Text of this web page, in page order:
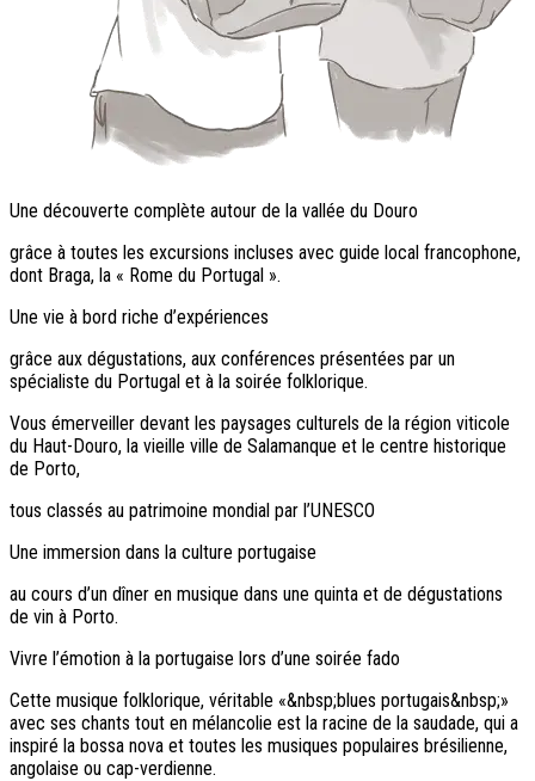
Une découverte complète autour de la vallée du Douro
grâce à toutes les excursions incluses avec guide local francophone,
dont Braga, la « Rome du Portugal ».
Une vie à bord riche d’expériences
grâce aux dégustations, aux conférences présentées par un
spécialiste du Portugal et à la soirée folklorique.
Vous émerveiller devant les paysages culturels de la région viticole
du Haut-Douro, la vieille ville de Salamanque et le centre historique
de Porto,
tous classés au patrimoine mondial par l’UNESCO
Une immersion dans la culture portugaise
au cours d’un dîner en musique dans une quinta et de dégustations
de vin à Porto.
Vivre l’émotion à la portugaise lors d’une soirée fado
Cette musique folklorique, véritable «&nbsp;blues portugais&nbsp;»
avec ses chants tout en mélancolie est la racine de la saudade, qui a
inspiré la bossa nova et toutes les musiques populaires brésilienne,
angolaise ou cap-verdienne.